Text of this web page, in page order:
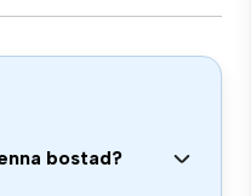
bostad?